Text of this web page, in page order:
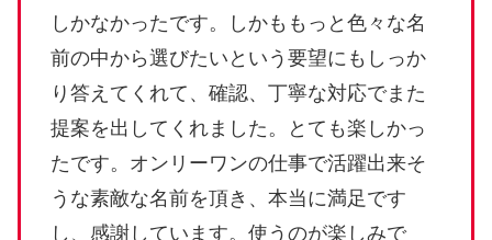
しかなかったです。しかももっと色々な名
前の中から選びたいという要望にもしっか
り答えてくれて、確認、丁寧な対応でまた
提案を出してくれました。とても楽しかっ
たです。オンリーワンの仕事で活躍出来そ
うな素敵な名前を頂き、本当に満足です
し、感謝しています。使うのが楽しみで